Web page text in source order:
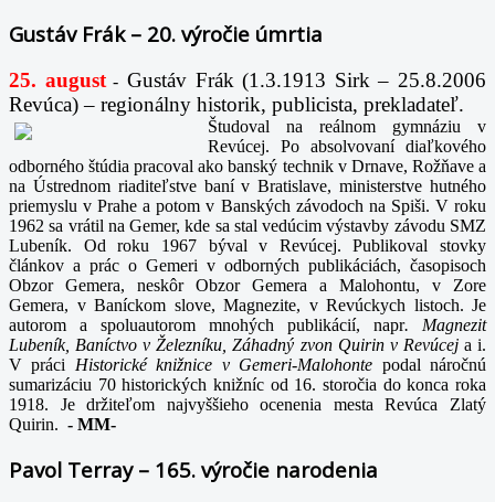
Gustáv Frák – 20. výročie úmrtia
25. august- Gustáv Frák (1.3.1913 Sirk – 25.8.2006
Revúca) – regionálny historik, publicista, prekladateľ.
Študoval na reálnom gymnáziu v
Revúcej. Po absolvovaní diaľkového
odborného štúdia pracoval ako banský technik v Drnave, Rožňave a
na Ústrednom riaditeľstve baní v Bratislave, ministerstve hutného
priemyslu v Prahe a potom v Banských závodoch na Spiši. V roku
1962 sa vrátil na Gemer, kde sa stal vedúcim výstavby závodu SMZ
Lubeník. Od roku 1967 býval v Revúcej. Publikoval stovky
článkov a prác o Gemeri v odborných publikáciách, časopisoch
Obzor Gemera, neskôr Obzor Gemera a Malohontu, v Zore
Gemera, v Baníckom slove, Magnezite, v Revúckych listoch. Je
autorom a spoluautorom mnohých publikácií, napr. Magnezit
Lubeník, Baníctvo v Železníku, Záhadný zvon Quirin v Revúcej a i.
V práci Historické knižnice v Gemeri-Malohonte podal náročnú
sumarizáciu 70 historických knižníc od 16. storočia do konca roka
1918. Je držiteľom najvyššieho ocenenia mesta Revúca Zlatý
Quirin. - MM-
Pavol Terray – 165. výročie narodenia